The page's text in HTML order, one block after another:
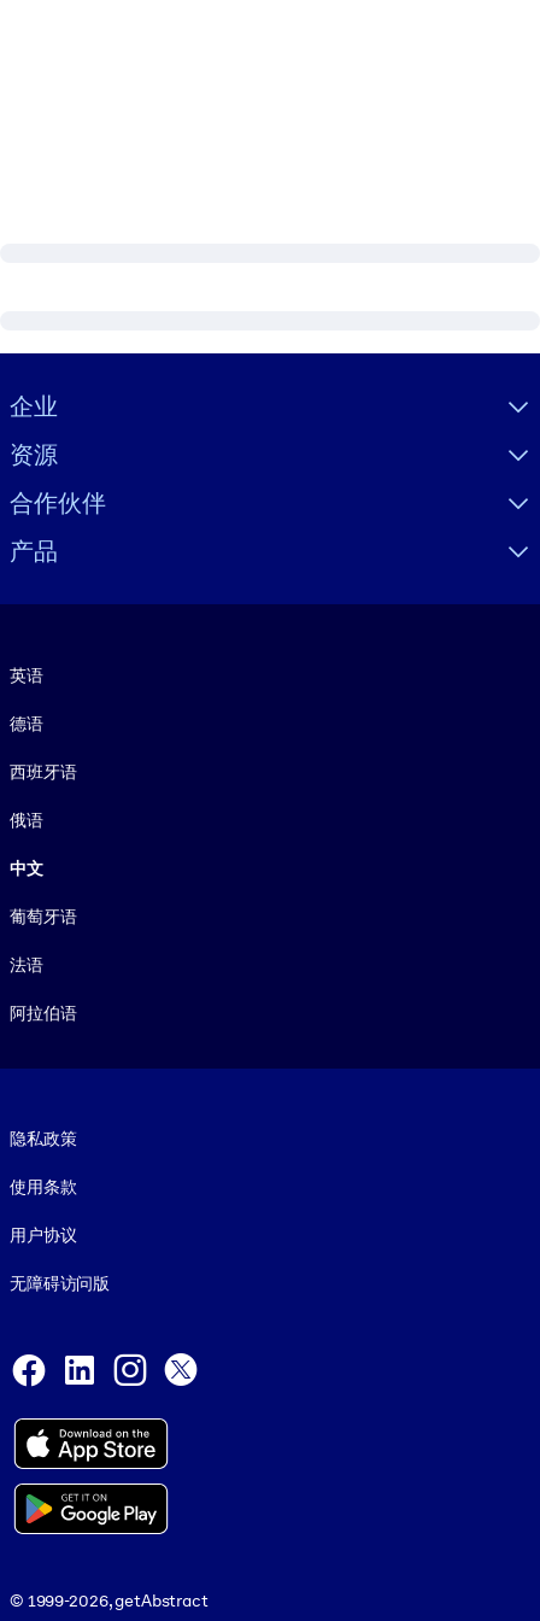
Visually hidden Text
企业
资源
合作伙伴
产品
英语
德语
西班牙语
俄语
中文
葡萄牙语
法语
阿拉伯语
隐私政策
使用条款
用户协议
无障碍访问版
Facebook
LinkedInInstagram
© 1999-2026, getAbstract